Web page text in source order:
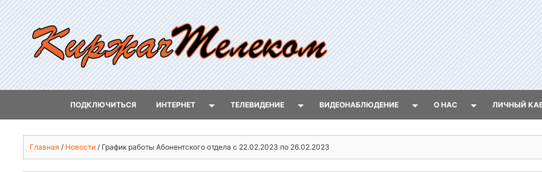
ПОДКЛЮЧИТЬСЯ ИНТЕРНЕТ ТЕЛЕВИДЕНИЕ ВИДЕОНАБЛЮДЕНИЕ О НАС ЛИЧНЫЙ
Главная / Новости / График работы Абонентского отдела с 22.02.2023 по 26.02.2023